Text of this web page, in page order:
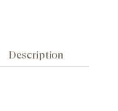
Description